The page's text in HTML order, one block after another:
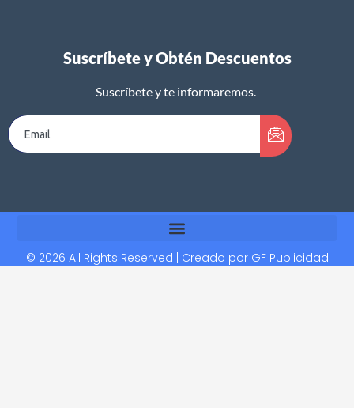
Suscríbete y Obtén Descuentos
Suscríbete y te informaremos.
© 2026 All Rights Reserved | Creado por GF Publicidad